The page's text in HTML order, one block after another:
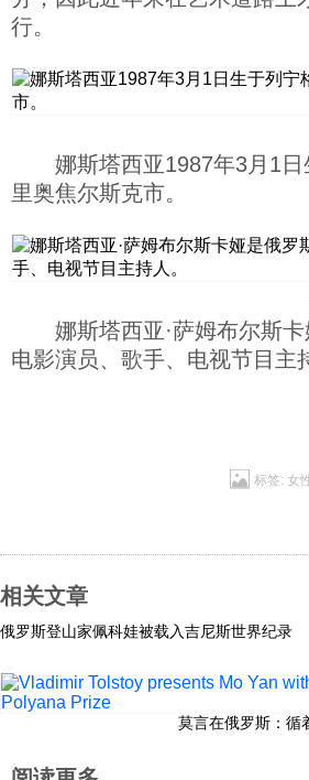
行。
娜斯塔西亚1987年3月1
里奥焦尔斯克市。
娜斯塔西亚·萨姆布尔斯
电影演员、歌手、电视节目主
标签: 女
相关文章
俄罗斯登山家佩科娃被载入吉尼斯世界纪录
莫言在俄罗斯：循